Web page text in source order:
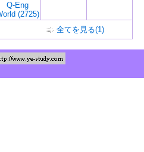
Q-Eng
(2725)
全てを見る(1)